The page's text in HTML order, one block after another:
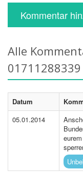
Kommentar
Alle
01711288339
Datum
05.01.2014